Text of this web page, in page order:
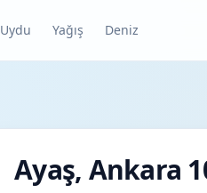
Uydu Yağış Deniz
Ayaş, Ankara